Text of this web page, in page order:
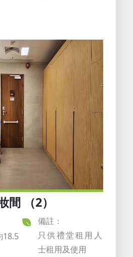
| 繁 | ENG
間 （2）
18.5
備註：
只供禮堂租用人
士租用及使用